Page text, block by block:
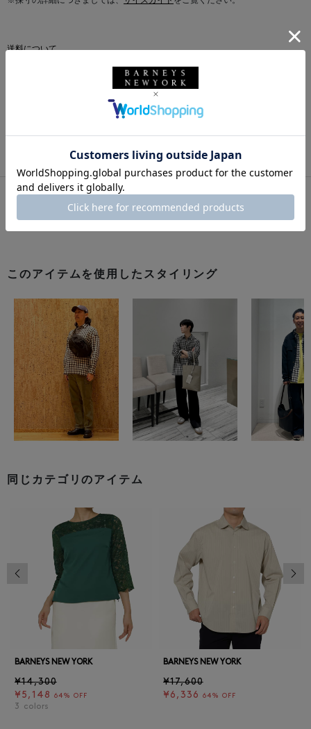
送料について
このアイテムを使用したスタイリング
同じカテゴリのアイテム
BARNEYS NEW YORK
¥14,300
¥5,148
64% OFF
3 colors
BARNEYS NEW YORK
¥17,600
¥6,336
64% OFF
前の画像